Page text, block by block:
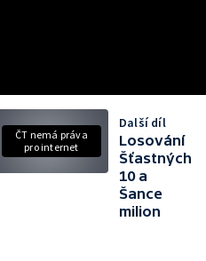
ČT nemá práva
pro internet
Další díl
Losování
Šťastných
10 a
Šance
milion